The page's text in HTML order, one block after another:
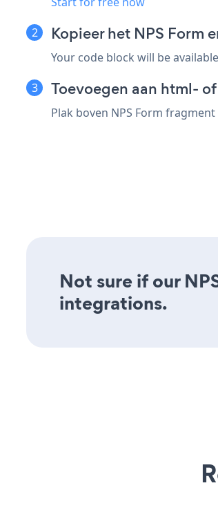
Kopieer het NPS Form
Your code block will be
Toevoegen aan html-
Plak boven NPS Form
Not sure if our
integrations.